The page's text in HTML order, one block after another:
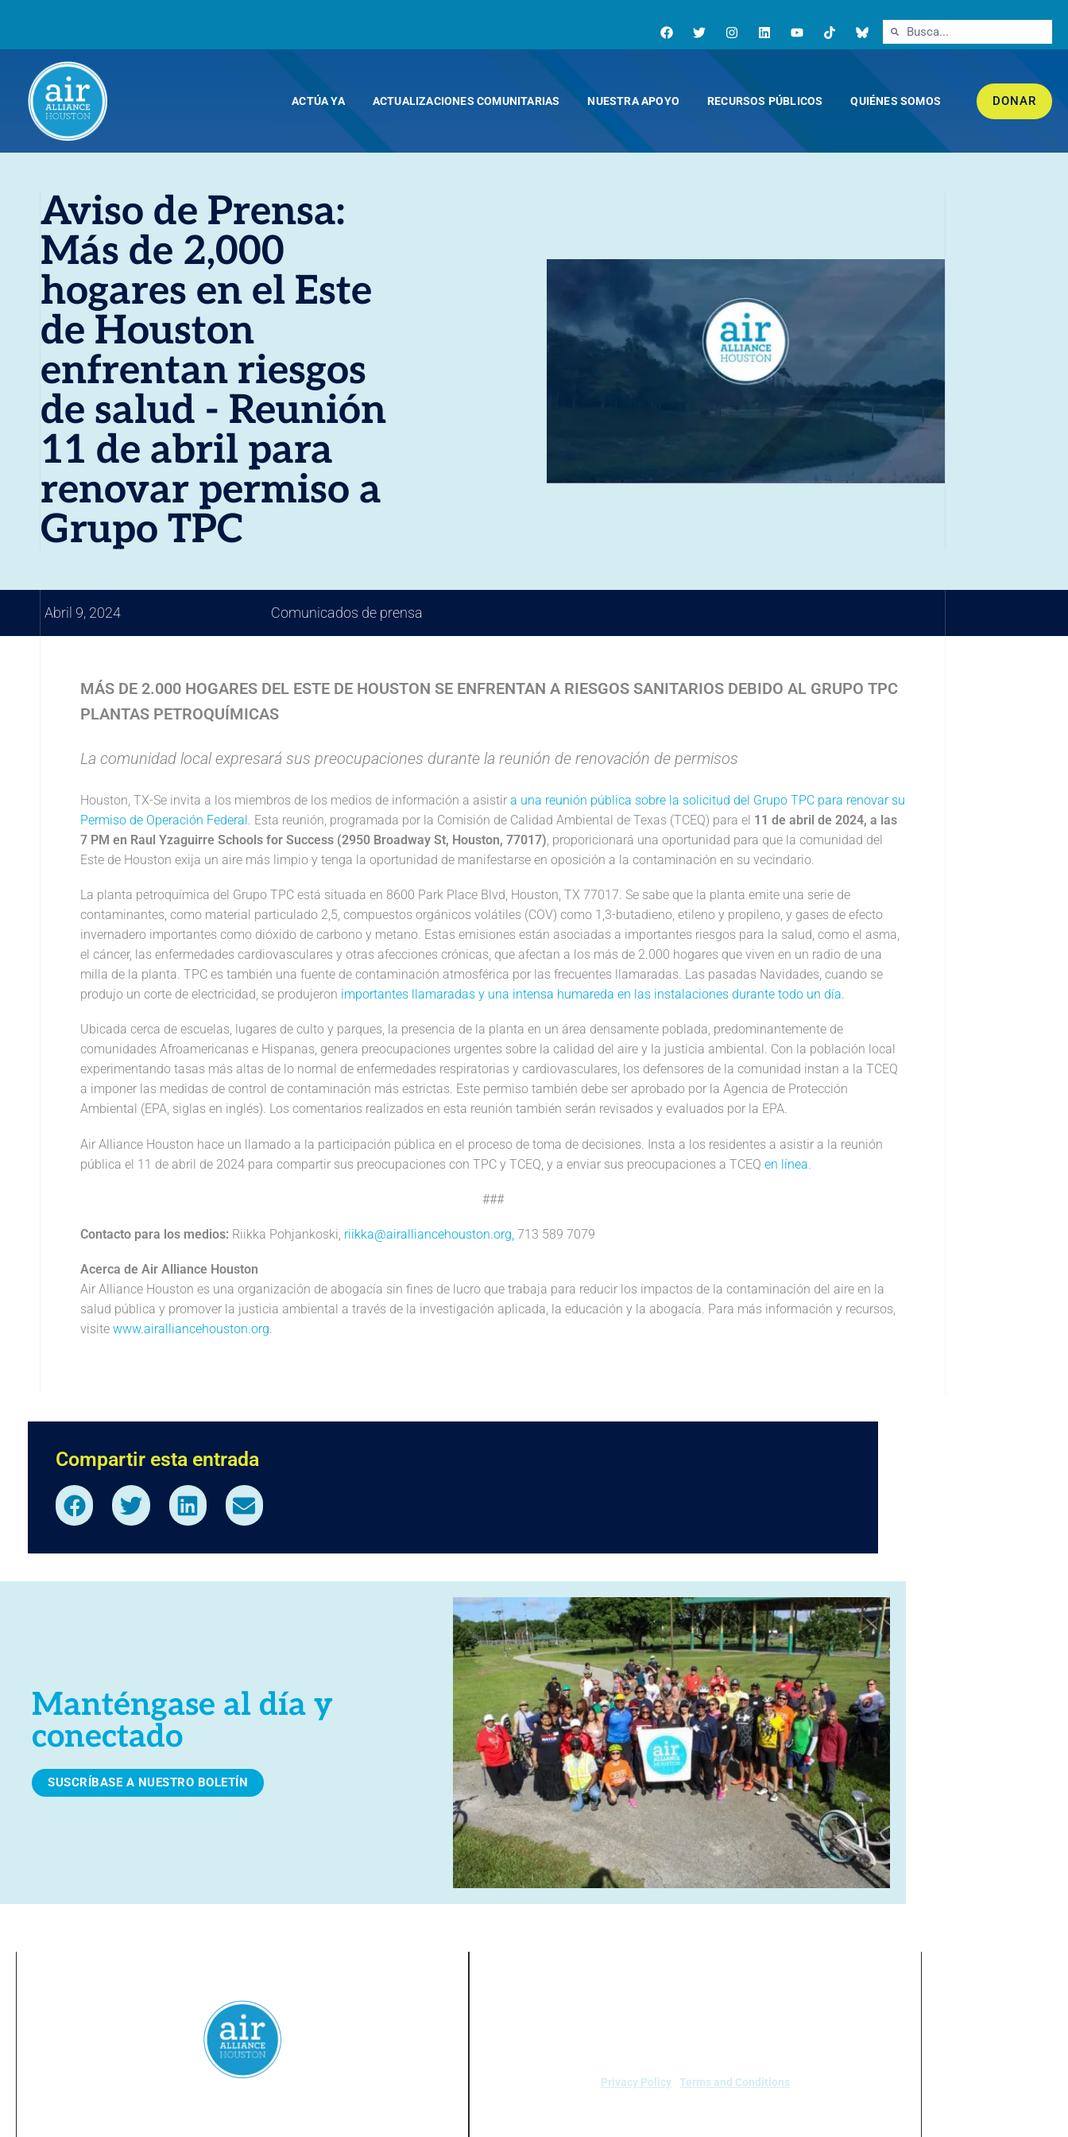
ACTÚA YA ACTUALIZACIONES COMUNITARIAS NUESTRA APOYO RECURSOS PÚBLICOS QUIÉNES SOMOS DONAR
Aviso de Prensa:
Más de 2,000
hogares en el Este
de Houston
enfrentan riesgos
de salud - Reunión
11 de abril para
renovar permiso a
Grupo TPC
Abril 9, 2024 Comunicados de prensa
MÁS DE 2.000 HOGARES DEL ESTE DE HOUSTON SE ENFRENTAN A RIESGOS SANITARIOS DEBIDO AL GRUPO TPC
PLANTAS PETROQUÍMICAS
La comunidad local expresará sus preocupaciones durante la reunión de renovación de permisos
Houston, TX-Se invita a los miembros de los medios de información a asistir a una reunión pública sobre la solicitud del Grupo TPC para renovar su
Permiso de Operación Federal. Esta reunión, programada por la Comisión de Calidad Ambiental de Texas (TCEQ) para el 11 de abril de 2024, a las
7 PM en Raul Yzaguirre Schools for Success (2950 Broadway St, Houston, 77017), proporicionará una oportunidad para que la comunidad del
Este de Houston exija un aire más limpio y tenga la oportunidad de manifestarse en oposición a la contaminación en su vecindario.
La planta petroquímica del Grupo TPC está situada en 8600 Park Place Blvd, Houston, TX 77017. Se sabe que la planta emite una serie de
contaminantes, como material particulado 2,5, compuestos orgánicos volátiles (COV) como 1,3-butadieno, etileno y propileno, y gases de efecto
invernadero importantes como dióxido de carbono y metano. Estas emisiones están asociadas a importantes riesgos para la salud, como el asma,
el cáncer, las enfermedades cardiovasculares y otras afecciones crónicas, que afectan a los más de 2.000 hogares que viven en un radio de una
milla de la planta. TPC es también una fuente de contaminación atmosférica por las frecuentes llamaradas. Las pasadas Navidades, cuando se
produjo un corte de electricidad, se produjeron importantes llamaradas y una intensa humareda en las instalaciones durante todo un día.
Ubicada cerca de escuelas, lugares de culto y parques, la presencia de la planta en un área densamente poblada, predominantemente de
comunidades Afroamericanas e Hispanas, genera preocupaciones urgentes sobre la calidad del aire y la justicia ambiental. Con la población local
experimentando tasas más altas de lo normal de enfermedades respiratorias y cardiovasculares, los defensores de la comunidad instan a la TCEQ
a imponer las medidas de control de contaminación más estrictas. Este permiso también debe ser aprobado por la Agencia de Protección
Ambiental (EPA, siglas en inglés). Los comentarios realizados en esta reunión también serán revisados y evaluados por la EPA.
Air Alliance Houston hace un llamado a la participación pública en el proceso de toma de decisiones. Insta a los residentes a asistir a la reunión
pública el 11 de abril de 2024 para compartir sus preocupaciones con TPC y TCEQ, y a enviar sus preocupaciones a TCEQ en línea
###
Contacto para los medios: Riikka Pohjankoski, riikka@airalliancehouston.org, 713 589 7079
Acerca de Air Alliance Houston
Air Alliance Houston es una organización de abogacía sin fines de lucro que trabaja para reducir los impactos de la contaminación del aire en la
salud pública y promover la justicia ambiental a través de la investigación aplicada, la educación y la abogacía. Para más información y recursos,
visite www.airalliancehouston.org.
Compartir esta entrada
Manténgase al día y
conectado
SUSCRÍBASE A NUESTRO BOLETÍN
Privacy Policy Terms and Conditions